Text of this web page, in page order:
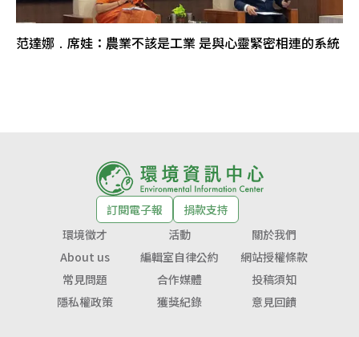
范達娜﹒席娃：農業不該是工業 是與心靈緊密相連的系統
訂閱電子報
捐款支持
環境徵才
活動
關於我們
About us
編輯室自律公約
網站授權條款
常見問題
合作媒體
投稿須知
隱私權政策
獲獎紀錄 意見回饋